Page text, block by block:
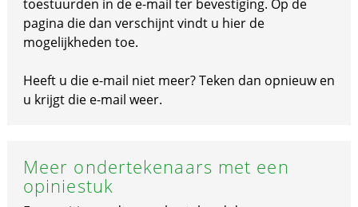
toestuurden in de e-mail ter bevestiging. Op de
pagina die dan verschijnt vindt u hier de
mogelijkheden toe.
Heeft u die e-mail niet meer? Teken dan opnieuw en
u krijgt die e-mail weer.
Meer ondertekenaars met een
opiniestuk